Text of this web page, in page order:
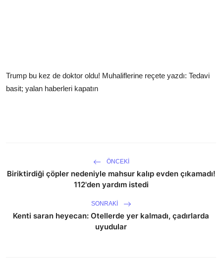
Trump bu kez de doktor oldu! Muhaliflerine reçete yazdı: Tedavi
basit; yalan haberleri kapatın
ÖNCEKI
Biriktirdiği çöpler nedeniyle mahsur kalıp evden çıkamadı!
112'den yardım istedi
SONRAKI
Kenti saran heyecan: Otellerde yer kalmadı, çadırlarda
uyudular